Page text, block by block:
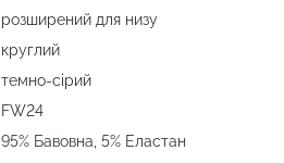
розширений для низу
круглий
темно-сірий
FW24
95% Бавовна, 5% Еластан